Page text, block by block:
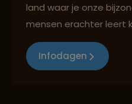
land waar je onze
mensen erachter leert
Infodagen